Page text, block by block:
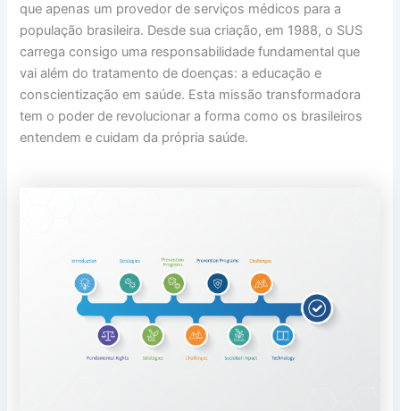
que apenas um provedor de serviços médicos para a
população brasileira. Desde sua criação, em 1988, o SUS
carrega consigo uma responsabilidade fundamental que
vai além do tratamento de doenças: a educação e
conscientização em saúde. Esta missão transformadora
tem o poder de revolucionar a forma como os brasileiros
entendem e cuidam da própria saúde.